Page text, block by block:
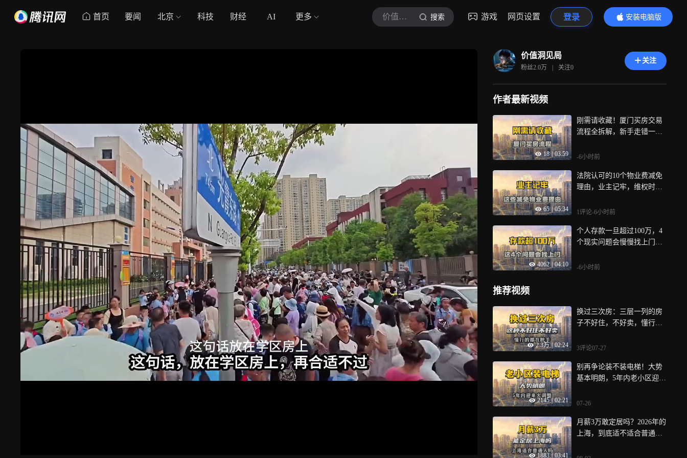
首页 要闻 北京 科技 财经 AI 更多 价值洞见局 搜索 游戏 网页设置 登录
安装电脑版
内容更精彩
价值洞见局
粉丝2.0万 | 关注0
关注
作者最新视频
18 03:59
刚需请收藏！厦门买房交易
流程全拆解，新手走错一步
-6小时前
65 05:34
法院认可的10个物业费减免
理由，业主记牢，维权时直
1评论-6小时前
4062 04:10
个人存款一旦超过100万，4
个现实问题会慢慢找上门，
-6小时前
推荐视频
2.3万 | 02:24
换过三次房：三层一列的房
子不好住，不好卖，懂行的
3评论07-27
2145 | 02:21
别再争论装不装电梯！大势
基本明朗，5年内老小区迎来
07-26
1883 | 03:41
月薪3万敢定居吗？2026年的
上海，到底适不适合普通人